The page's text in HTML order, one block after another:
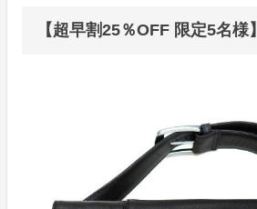
【超早割25％OFF 限定5名様】